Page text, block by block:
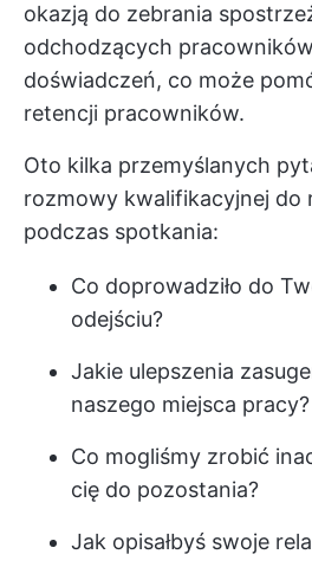
okazją do zebrania
odchodzących
doświadczeń, co może
retencji pracowników.
Oto kilka przemyślanych
rozmowy kwalifikacyjnej do
podczas spotkania:
Co doprowadziło do
odejściu?
Jakie ulepszenia
naszego miejsca pracy?
Co mogliśmy zrobić
cię do pozostania?
Jak opisałbyś swoje